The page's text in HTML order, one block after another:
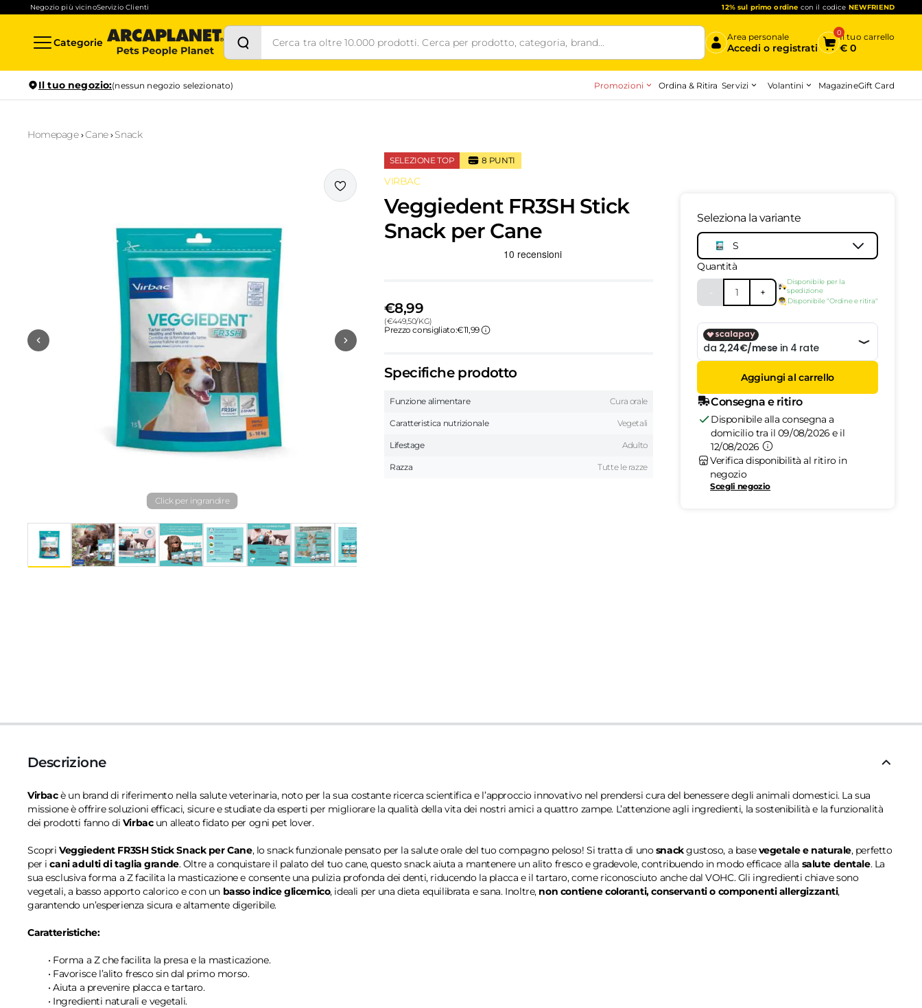
Negozio più vicinoServizio Clienti 12% sul primo ordine con il codice NEWFRIEND
Categorie Area personale
Accedi o registrati
0Il tuo carrello
€0
Il tuo negozio:(nessun negozio selezionato) Promozioni Ordina & Ritira Servizi Volantini MagazineGift Card
Homepage Cane Snack
SELEZIONE TOP 8 PUNTI
VIRBAC
Veggiedent FR3SH Stick
Snack per Cane
Recensioni Truspilot del prodotto top
Click per ingrandire
€8,99
(€449,50/KG)
Prezzo consigliato:€11,99
Seleziona la variante
S
Quantità
1 +
Disponibile per la
spedizione
Disponibile "Ordine e ritira"
Aggiungi al carrello
Consegna e ritiro
Disponibile alla consegna a
domicilio tra il 09/08/2026 e il
12/08/2026
Verifica disponibilità al ritiro in
negozio
Scegli negozio
Specifiche prodotto
Funzione alimentare Cura orale
Caratteristica nutrizionale Vegetali
Lifestage Adulto
Razza Tutte le razze
Descrizione
Virbacè un brand di riferimento nella salute veterinaria, noto per la sua costante ricerca scientifica e l’approccio innovativo nel prendersi cura del benessere degli animali domestici. La sua
missione è offrire soluzioni efficaci, sicure e studiate da esperti per migliorare la qualità della vita dei nostri amici a quattro zampe. L’attenzione agli ingredienti, la sostenibilità e la funzionalità
dei prodotti fanno di Virbacun alleato fidato per ogni pet lover.
ScopriVeggiedent FR3SH Stick Snack per Cane, lo snack funzionale pensato per la salute orale del tuo compagno peloso! Si tratta di unosnackgustoso, a basevegetale e naturale, perfetto
per icani adulti di taglia grande. Oltre a conquistare il palato del tuo cane, questo snack aiuta a mantenere un alito fresco e gradevole, contribuendo in modo efficace alla salute dentale. La
sua esclusiva forma a Z facilita la masticazione e consente una pulizia profonda dei denti, riducendo la placca e il tartaro, come riconosciuto anche dal VOHC. Gli ingredienti chiave sono
vegetali, a basso apporto calorico e con un basso indice glicemico, ideali per una dieta equilibrata e sana. Inoltre, non contiene coloranti, conservanti o componenti allergizzanti,
garantendo un’esperienza sicura e altamente digeribile.
Caratteristiche:
• Forma a Z che facilita la presa e la masticazione.
• Favorisce l’alito fresco sin dal primo morso.
• Aiuta a prevenire placca e tartaro.
• Ingredienti naturali e vegetali.